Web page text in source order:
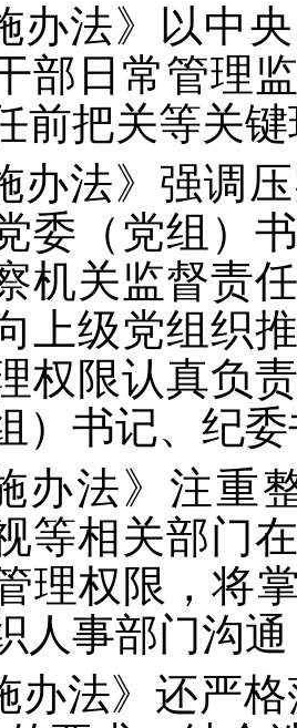
办法》以中
部日常管理
前把关等关
办法》强调
委（党组）
机关监督责
上级党组织
权限认真负
）书记、纪
办法》注重
等相关部门
理权限，将
人事部门沟
办法》还严